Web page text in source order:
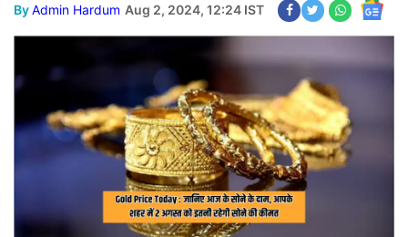
ByAdmin Hardum Aug 2, 2024, 12:24 IST